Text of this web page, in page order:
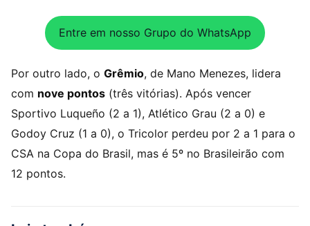
Entre em nosso Grupo do WhatsApp
Por outro lado, o Grêmio, de Mano Menezes, lidera
com nove pontos (três vitórias). Após vencer
Sportivo Luqueño (2 a 1), Atlético Grau (2 a 0) e
Godoy Cruz (1 a 0), o Tricolor perdeu por 2 a 1 para o
CSA na Copa do Brasil, mas é 5º no Brasileirão com
12 pontos.